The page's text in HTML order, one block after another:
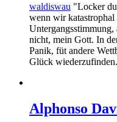
waldiswau "Locker
wenn wir katastrophal
Untergangsstimmung,
nicht, mein Gott. In
Panik, füt andere
Glück
Alphonso